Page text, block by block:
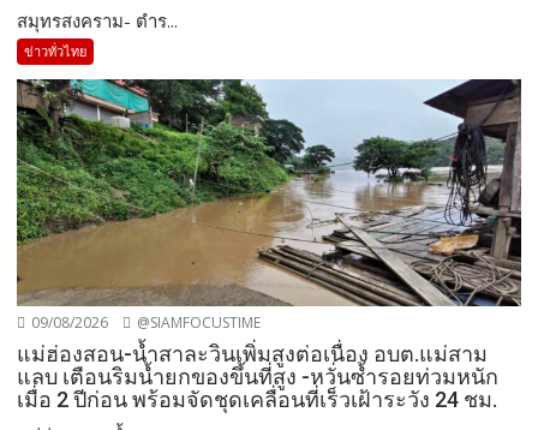
สมุทรสงคราม- ตำร...
ข่าวทั่วไทย
09/08/2026 @SIAMFOCUSTIME
แม่ฮ่องสอน-น้ำสาละวินเพิ่มสูงต่อเนื่อง อบต.แม่สาม
แลบ เตือนริมน้ำยกของขึ้นที่สูง -หวั่นซ้ำรอยท่วมหนัก
เมื่อ 2 ปีก่อน พร้อมจัดชุดเคลื่อนที่เร็วเฝ้าระวัง 24 ชม.